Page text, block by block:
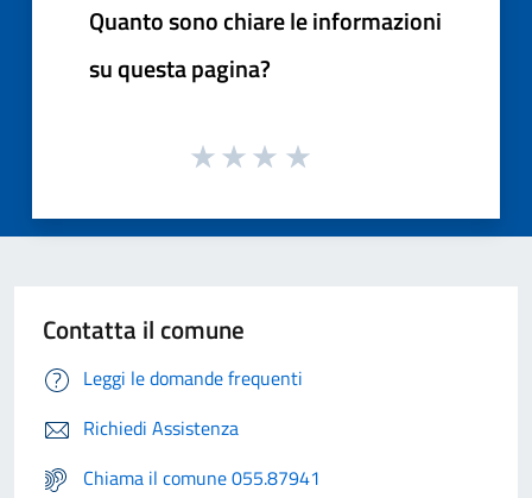
Quanto sono chiare le informazioni
su questa pagina?
Contatta il comune
Leggi le domande frequenti
Richiedi Assistenza
Chiama il comune 055.87941